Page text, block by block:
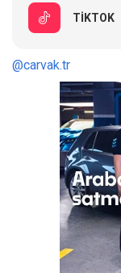
TIKTOK
@carvak.tr